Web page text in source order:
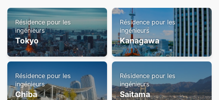
Résidence pour les
ingénieurs
Tokyo
Résidence pour les
ingénieurs
Kanagawa
Résidence pour les
ingénieurs
Chiba
Résidence pour les
ingénieurs
Saitama